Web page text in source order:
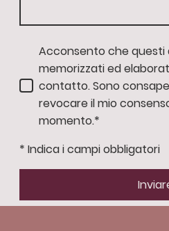
Acconsento che questi
memorizzati ed
contatto. Sono
revocare il mio
momento.*
* Indica i campi obbligatori